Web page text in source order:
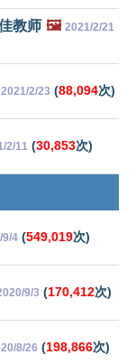
教师 🖼️ 2021/2/21
2021/2/23 (88,094次)
2/11 (30,853次)
9/4 (549,019次)
9/3 (170,412次)
8/26 (198,866次)